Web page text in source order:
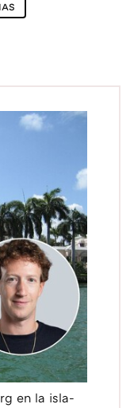
en la isla-